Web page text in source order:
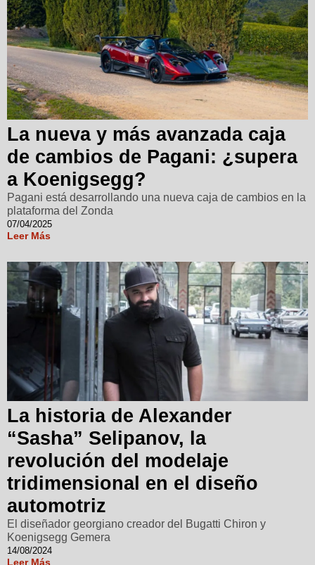
La nueva y más avanzada caja
de cambios de Pagani: ¿supera
a Koenigsegg?
Pagani está desarrollando una nueva caja de cambios en la
plataforma del Zonda
07/04/2025
Leer Más
La historia de Alexander
“Sasha” Selipanov, la
revolución del modelaje
tridimensional en el diseño
automotriz
El diseñador georgiano creador del Bugatti Chiron y
Koenigsegg Gemera
14/08/2024
Leer Más